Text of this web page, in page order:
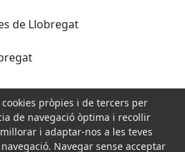
de Llobregat
pròpies i de tercers per
de navegació òptima i recollir
i adaptar-nos a les teves
Navegar sense acceptar